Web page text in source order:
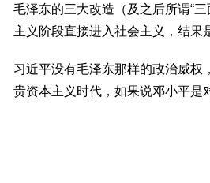
毛泽东的三大改造（及之后所谓“
主义阶段直接进入社会主义，结果
习近平没有毛泽东那样的政治威权
贵资本主义时代，如果说邓小平是